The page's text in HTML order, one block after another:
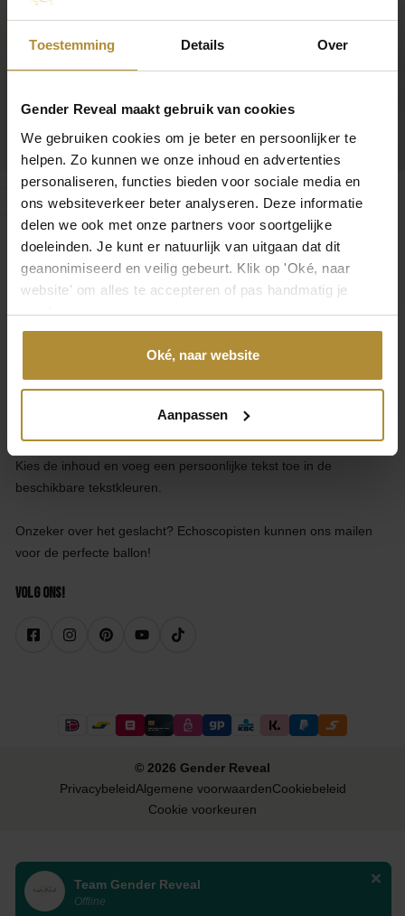
Toestemming Details Over
Gender Reveal maakt gebruik van cookies
We gebruiken cookies om je beter en persoonlijker te
helpen. Zo kunnen we onze inhoud en advertenties
personaliseren, functies bieden voor sociale media en
ons websiteverkeer beter analyseren. Deze informatie
delen we ook met onze partners voor soortgelijke
doeleinden. Je kunt er natuurlijk van uitgaan dat dit
geanonimiseerd en veilig gebeurt. Klik op 'Oké, naar
website' om alles te accepteren of pas handmatig je
voorkeuren aan.
Oké, naar website
Aanpassen
Reactie binnen één werkdag
App ons
Klantenservice
Categorieën
Over Gender Reveal
Kies de inhoud en voeg een persoonlijke tekst toe in de
beschikbare tekstkleuren.
Onzeker over het geslacht? Echoscopisten kunnen ons mailen
voor de perfecte ballon!
Volg ons!
© 2026 Gender Reveal
PrivacybeleidAlgemene voorwaardenCookiebeleid
Cookie voorkeuren
Team Gender Reveal
Offline